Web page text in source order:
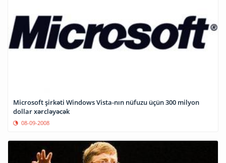
Microsoft şirkəti Windows Vista-nın nüfuzu üçün 300 milyon
dollar xərcləyəcək
08-09-2008